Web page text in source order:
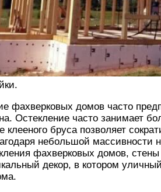
фахверковых домов часто
Остекление часто занимает
клееного бруса позволяет
небольшой массивности
фахверковых домов,
декор, в котором